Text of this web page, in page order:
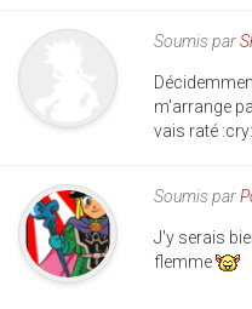
Soumis par
m'arrange
vais raté :cry:
Soumis par
J'y serais
flemme